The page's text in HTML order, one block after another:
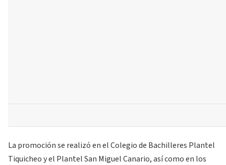
La promoción se realizó en el Colegio de Bachilleres Plantel
Tiquicheo y el Plantel San Miguel Canario, así como en los